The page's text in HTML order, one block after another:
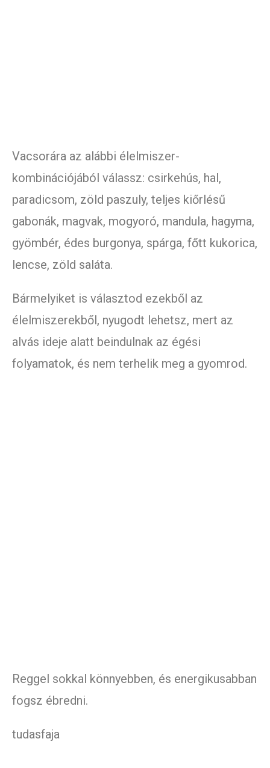
Vacsorára az alábbi élelmiszer-
kombinációjából válassz: csirkehús, hal,
paradicsom, zöld paszuly, teljes kiőrlésű
gabonák, magvak, mogyoró, mandula, hagyma,
gyömbér, édes burgonya, spárga, főtt kukorica,
lencse, zöld saláta.
Bármelyiket is választod ezekből az
élelmiszerekből, nyugodt lehetsz, mert az
alvás ideje alatt beindulnak az égési
folyamatok, és nem terhelik meg a gyomrod.
Reggel sokkal könnyebben, és energikusabban
fogsz ébredni.
tudasfaja